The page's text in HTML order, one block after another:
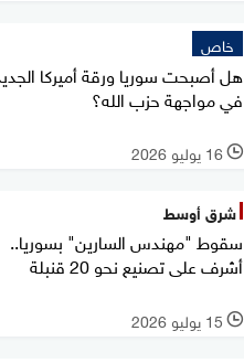
خاص
هل أصبحت سوريا ورقة أميركا
في مواجهة حزب الله؟
l 16 يوليو 2026
شرق أوسط
سقوط "مهندس السارين" بسوريا..
أشرف على تصنيع نحو 20 قنبلة
l 15 يوليو 2026